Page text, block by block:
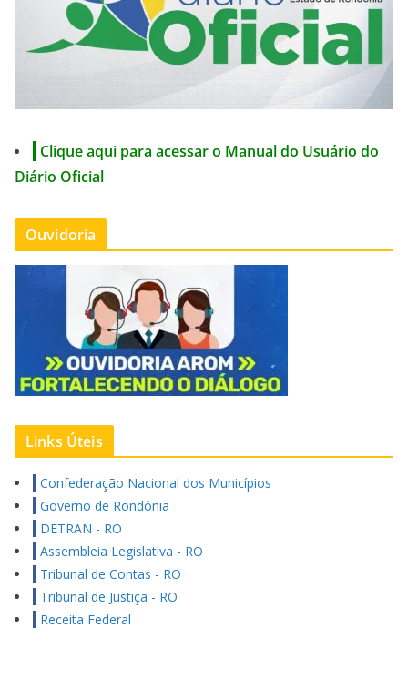
Clique aqui para acessar o Manual do Usuário do
Diário Oficial
Ouvidoria
Links Úteis
Confederação Nacional dos Municípios
Governo de Rondônia
DETRAN - RO
Assembleia Legislativa - RO
Tribunal de Contas - RO
Tribunal de Justiça - RO
Receita Federal